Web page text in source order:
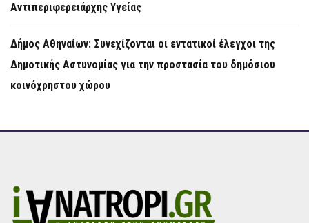
Αντιπεριφερειάρχης Υγείας
Δήμος Αθηναίων: Συνεχίζονται οι εντατικοί έλεγχοι της
Δημοτικής Αστυνομίας για την προστασία του δημόσιου
κοινόχρηστου χώρου